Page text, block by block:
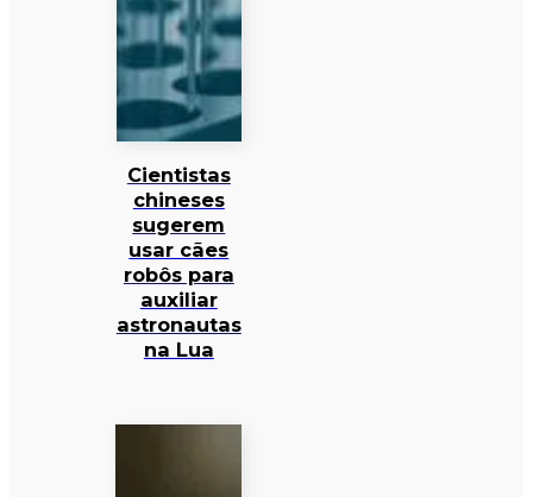
Cientistas
chineses
sugerem
usar cães
robôs para
auxiliar
astronautas
na Lua